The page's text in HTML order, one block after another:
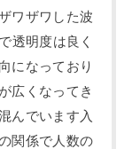
ワザワした波
透明度は良く
になっており
広くなってき
んでいます入
関係で人数の